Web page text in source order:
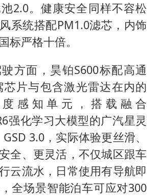
2.0。健康安全同样不容松
系统搭配PM1.0滤芯，内饰
标严格十倍。
方面，昊铂S600标配高通
芯片与包含激光雷达在内的
感知单元，搭载融合
强化学习大模型的广汽星灵
3.0，实际体验更丝滑、
全、更灵活，不仅城区跟车
云流水，日常使用有导航即
全场景智能泊车可应对300